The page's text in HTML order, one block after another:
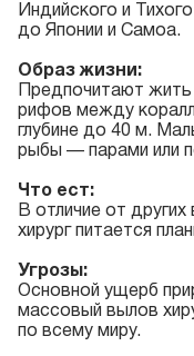
Индийского и
до Японии и Самоа.
Образ жизни:
Предпочитают
рифов между
глубине до 40 м.
рыбы — парами или
Что ест:
В отличие от
хирург питается
Угрозы:
Основной ущерб
массовый вылов
по всему миру.